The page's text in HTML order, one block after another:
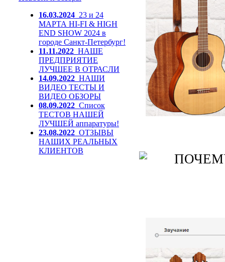
16.03.2024 23 и 24
МАРТА HI-FI & HIGH
END SHOW 2024 в
городе Санкт-Петербург!
11.11.2022 НАШЕ
ПРЕДПРИЯТИЕ
ЛУЧШЕЕ В ОТРАСЛИ
14.09.2022 НАШИ
ВИДЕО ТЕСТЫ И
ВИДЕО ОБЗОРЫ
08.09.2022 Список
ТЕСТОВ НАШЕЙ
ЛУЧШЕЙ аппаратуры!
23.08.2022 ОТЗЫВЫ
НАШИХ РЕАЛЬНЫХ
КЛИЕНТОВ